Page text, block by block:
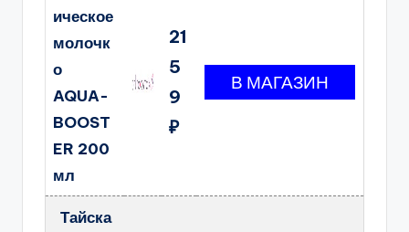
ическое
молочк
о
AQUA-
BOOST
ER 200
мл
21
5
9
₽
Тайска